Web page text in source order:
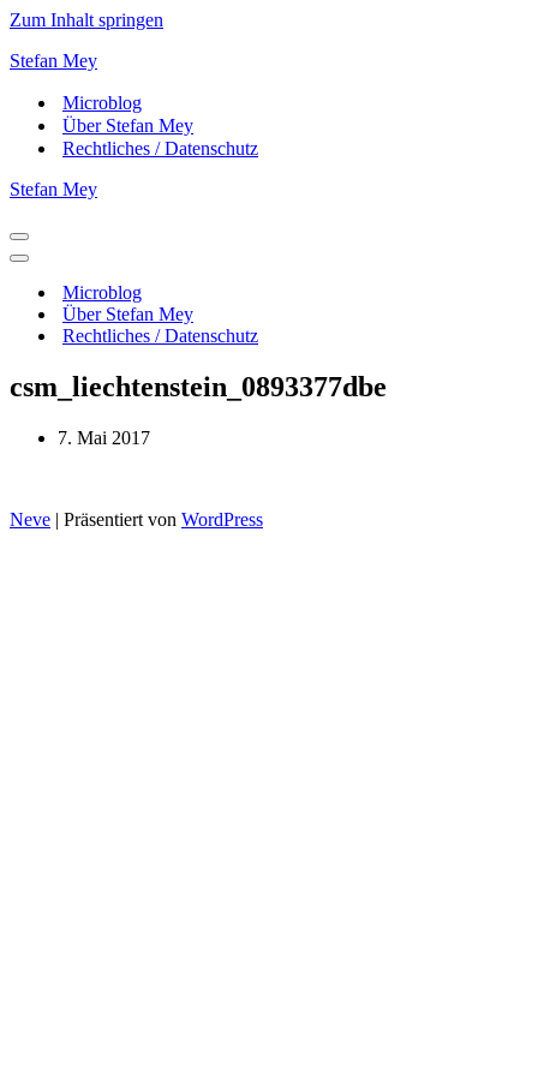
Zum Inhalt springen
Stefan Mey
Microblog
Über Stefan Mey
Rechtliches / Datenschutz
Stefan Mey
Navigationsmenü
Navigationsmenü
Microblog
Über Stefan Mey
Rechtliches / Datenschutz
csm_liechtenstein_0893377dbe
7. Mai 2017
Neve | Präsentiert von WordPress